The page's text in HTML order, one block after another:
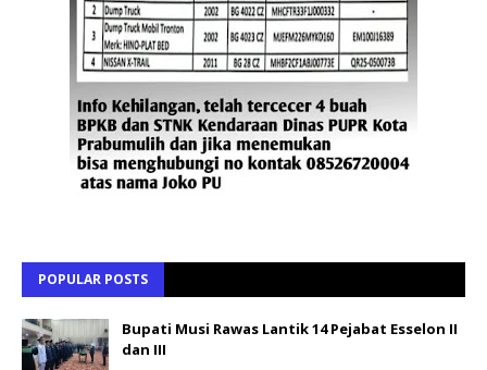
POPULAR POSTS
Bupati Musi Rawas Lantik 14 Pejabat Esselon II
dan III